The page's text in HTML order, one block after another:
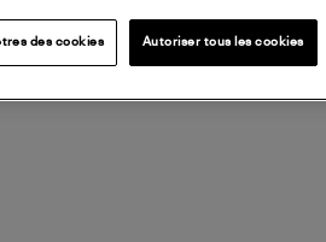
des cookies Autoriser tous les cookies